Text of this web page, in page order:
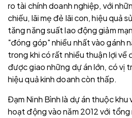
ro tài chính doanh nghiệp, với
chiếu, lãi mẹ đẻ lãi con, hiệu quả
tăng năng suất lao động giảm
"đóng góp" nhiều nhất vào gánh
trong khi có rất nhiều thuận lợi về
được giao những dự án lớn, có vị
hiệu quả kinh doanh còn thấp.
Đạm Ninh Bình là dự án thuộc
hoạt động vào năm 2012 với